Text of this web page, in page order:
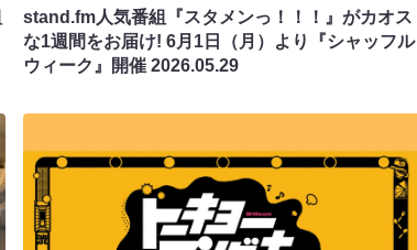
stand.fm人気番組『スタメンっ！！！』がカオス
な1週間をお届け! 6月1日（月）より『シャッフル
ウィーク』開催2026.05.29